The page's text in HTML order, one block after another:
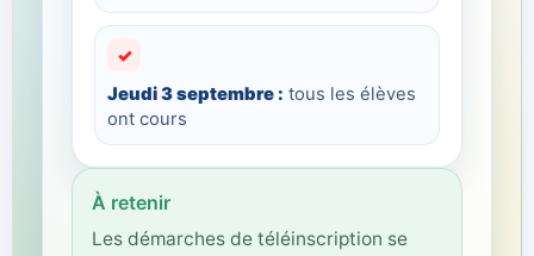
✓
Jeudi 3 septembre : tous les élèves
ont cours
À retenir
Les démarches de téléinscription se